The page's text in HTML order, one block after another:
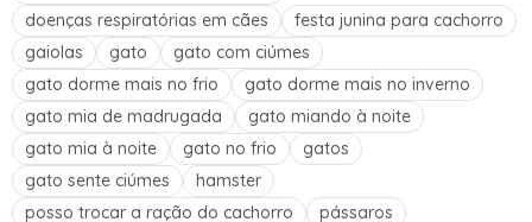
doenças respiratórias em cães
festa junina para cachorro
gaiolas
gato
gato com ciúmes
gato dorme mais no frio
gato dorme mais no inverno
gato mia de madrugada
gato miando à noite
gato mia à noite
gato no frio
gatos
gato sente ciúmes
hamster
posso trocar a ração do cachorro
pássaros